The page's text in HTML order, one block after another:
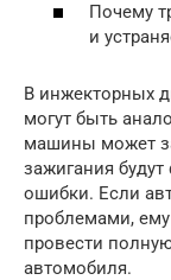
Почему
и
В инжекторных
могут быть
машины может
зажигания
ошибки. Если
проблемами,
провести
автомобиля.